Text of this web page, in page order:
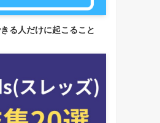
る人だけに起こること